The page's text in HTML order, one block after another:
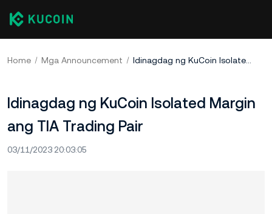
Home Mga Announcement Idinagdag ng KuCoin Isolated Margin ang TIA Trading Pair
Idinagdag ng KuCoin Isolated Margin
ang TIA Trading Pair
03/11/2023 20:03:05